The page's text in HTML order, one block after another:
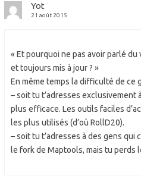
Yot
21 août 2015
« Et pourquoi ne pas avoir parlé
et toujours mis à jour ? »
En même temps la difficulté de ce
– soit tu t’adresses exclusivement
plus efficace. Les outils faciles
les plus utilisés (d’où RollD20).
– soit tu t’adresses à des gens
le fork de Maptools, mais tu perds